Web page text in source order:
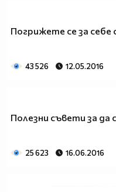
Погрижете се за
43 526 12.05.2016
Полезни съвети за да
25 623 16.06.2016